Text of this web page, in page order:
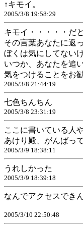
↑キモイ。
2005/3/8 19:58:29
キモイ・・・・・だ
その言葉あなたに返
ぼくは気にしてない
いつか、あなたを追
気をつけることをお
2005/3/8 21:44:19
七色ちんちん
2005/3/8 23:31:19
ここに書いている人
あけり殿、がんばっ
2005/3/9 18:38:11
うれしかった
2005/3/9 18:39:18
なんでアクセスでき
2005/3/10 22:50:48